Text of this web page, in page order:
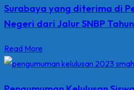
Surabaya yang diterima di
Negeri dari Jalur SNBP
Read More